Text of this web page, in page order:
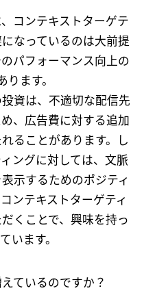
コンテキストターゲテ
なっているのは大前提
パフォーマンス向上の
ます。
資は、不適切な配信先
、広告費に対する追加
ることがあります。し
ングに対しては、文脈
示するためのポジティ
ンテキストターゲティ
くことで、興味を持っ
います。
ているのですか？